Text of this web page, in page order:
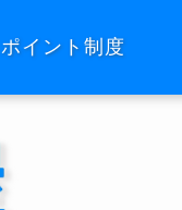
ポイント制度